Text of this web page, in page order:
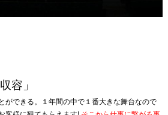
収容」
ができる。１年間の中で１番大きな舞台なので